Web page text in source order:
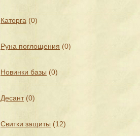
Каторга (0)
Руна поглощения (0)
Новинки базы (0)
Десант (0)
Свитки защиты (12)